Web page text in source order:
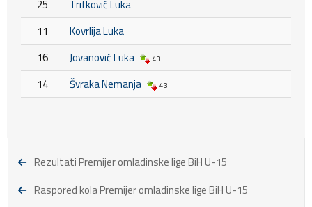
25
Trifković Luka
11
Kovrlija Luka
16
Jovanović Luka 43'
14 Švraka Nemanja 43'
Rezultati Premijer omladinske lige BiH U-15
Raspored kola Premijer omladinske lige BiH U-15